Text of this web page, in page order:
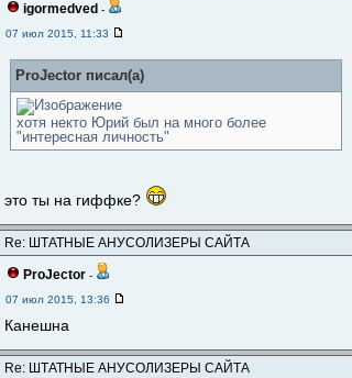
igormedved -
07 июл 2015, 11:33
ProJector писал(а)
хотя некто Юрий был на много более
"интересная личность"
это ты на гиффке?
Re: ШТАТНЫЕ АНУСОЛИЗЕРЫ САЙТА
ProJector -
07 июл 2015, 13:36
Канешна
Re: ШТАТНЫЕ АНУСОЛИЗЕРЫ САЙТА